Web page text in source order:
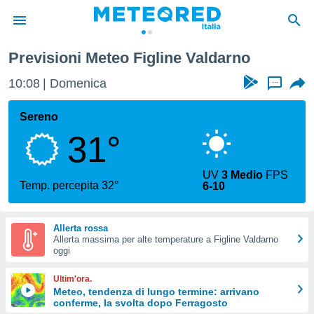
di
per
le
di
Web
le
Previsioni Meteo Figline Valdarno
10:08 Domenica ...
Sereno
31°
Temp. percepita 32°
UV3 Medio FPS
6-10
Allerta rossa
Allerta massima per alte temperature a Figline Valdarno
oggi
Ultim'ora.
Meteo, tendenza di lungo termine: arrivano
conferme, la svolta dopo Ferragosto